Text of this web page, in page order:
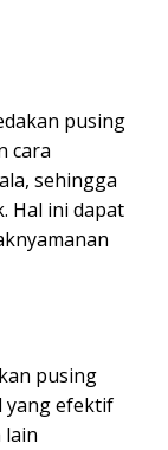
pusing
cara
sehingga
Hal ini dapat
pusing
yang efektif
lain